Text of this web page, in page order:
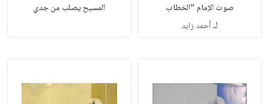
صوت الإمام "الخطاب
لـأحمد زايد
المسيح يصلب من جدي